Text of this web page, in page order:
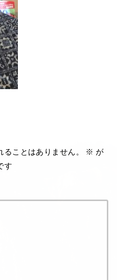
ことはありません。 ※ が
す